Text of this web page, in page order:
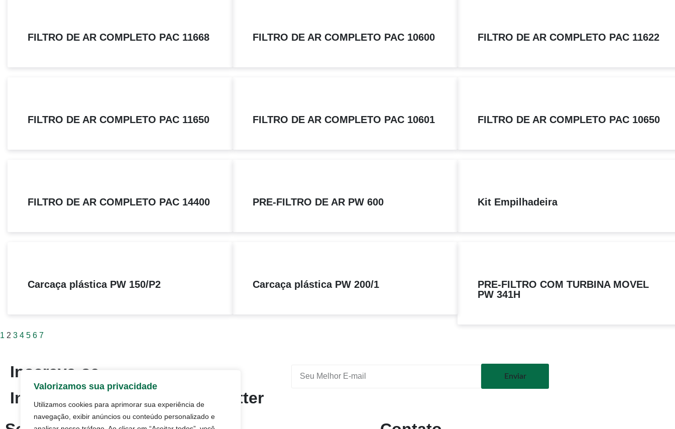
Valorizamos sua privacidade
Utilizamos cookies para aprimorar sua experiência de
navegação, exibir anúncios ou conteúdo personalizado e
FILTRO DE AR COMPLETO PAC 11668 FILTRO DE AR COMPLETO PAC 10600 FILTRO DE AR COMPLETO PAC 11622
FILTRO DE AR COMPLETO PAC 11650 FILTRO DE AR COMPLETO PAC 10601 FILTRO DE AR COMPLETO PAC 10650
FILTRO DE AR COMPLETO PAC 14400 PRE-FILTRO DE AR PW 600 Kit Empilhadeira
Carcaça plástica PW 150/P2 Carcaça plástica PW 200/1
PRE-FILTRO COM TURBINA MOVEL
PW 341H
1 2 3 4 5 6 7
Inscreva-se
Inscreva-se em nossa newsletter
Enviar